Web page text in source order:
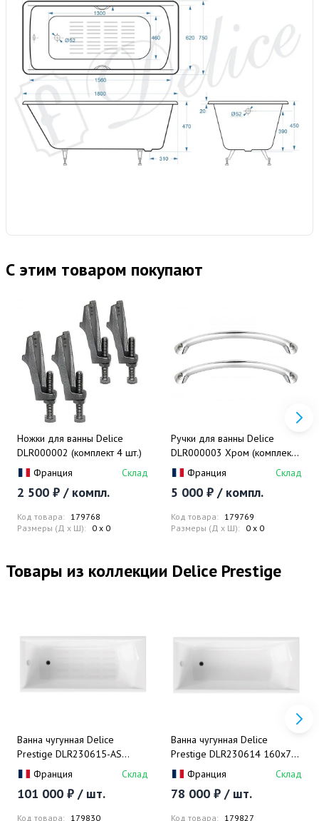
С этим товаром покупают
Ножки для ванны Delice
DLR000002 (комплект 4 шт.)
Франция
Склад
2 500 ₽ / компл.
Код товара: 179768
Размеры (Д x Ш): 0 x 0
Ручки для ванны Delice
DLR000003 Хром (комплект
2 шт.), дугообразные
Франция Склад
5 000 ₽ / компл.
Код товара: 179769
Размеры (Д x Ш): 0 x 0
Товары из коллекции Delice Prestige
Ванна чугунная Delice
Prestige DLR230615-AS
170х80 (белый),
встраиваемая с
антискользящим покрытием
Франция Склад
101 000 ₽ / шт.
Код товара: 179830
Ванна чугунная Delice
Prestige DLR230614 160х70
(белый), встраиваемая
Франция Склад
78 000 ₽ / шт.
Код товара: 179827